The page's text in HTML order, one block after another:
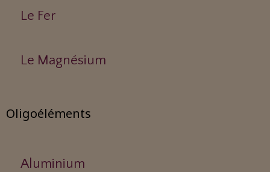
Le Fer
Le Magnésium
Oligoéléments
Aluminium